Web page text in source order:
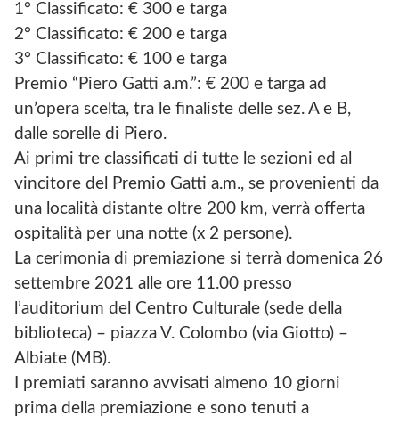
1° Classificato: € 300 e targa
2° Classificato: € 200 e targa
3° Classificato: € 100 e targa
Premio “Piero Gatti a.m.”: € 200 e targa ad
un’opera scelta, tra le finaliste delle sez. A e B,
dalle sorelle di Piero.
Ai primi tre classificati di tutte le sezioni ed al
vincitore del Premio Gatti a.m., se provenienti da
una località distante oltre 200 km, verrà offerta
ospitalità per una notte (x 2 persone).
La cerimonia di premiazione si terrà domenica 26
settembre 2021 alle ore 11.00 presso
l’auditorium del Centro Culturale (sede della
biblioteca) – piazza V. Colombo (via Giotto) –
Albiate (MB).
I premiati saranno avvisati almeno 10 giorni
prima della premiazione e sono tenuti a